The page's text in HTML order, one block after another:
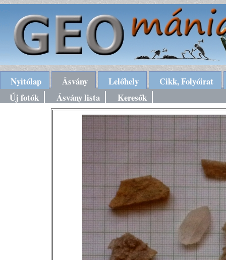
Nyitólap Ásvány Lelőhely
Cikk, Folyóirat
Új fotók
Ásvány lista Keresők